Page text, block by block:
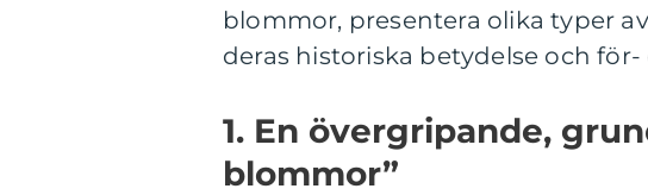
blommor, presentera olika typer
deras historiska betydelse och
1. En övergripande,
blommor”